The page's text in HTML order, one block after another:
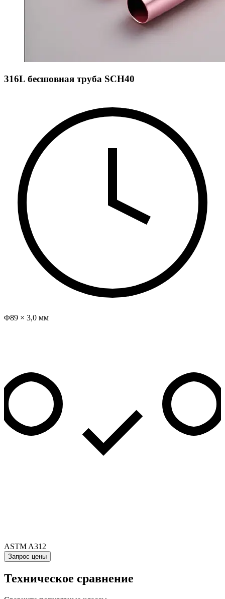
316L бесшовная труба SCH40
Φ89 × 3,0 мм
ASTM A312
Запрос цены
Техническое сравнение